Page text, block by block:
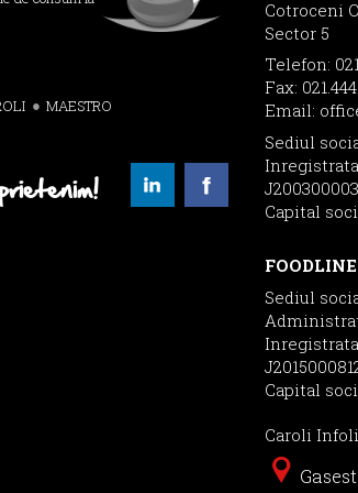
lucru în echipă
în echipa noastră includ
dezvoltarea unor produse de calitate
și abilitățile într-un mediu
inovației și excelenței în industria
Foods!
MAESTRO
Cotroceni
Sector 5
Telefon:
Fax:
Email:
Sediul
Capital
Sediul
Capital
Caroli